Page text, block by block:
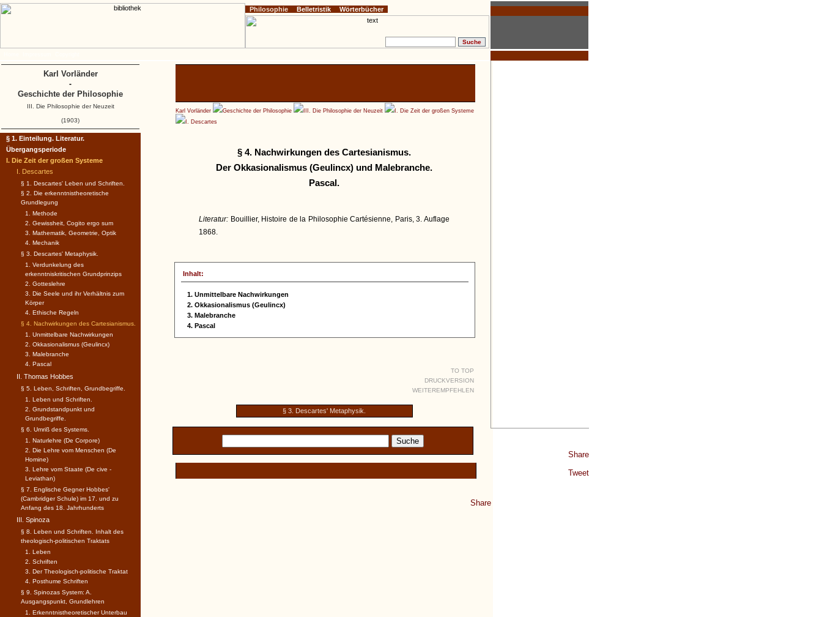
Share
Tweet
Karl Vorländer Geschichte der Philosophie III. Die Philosophie der Neuzeit
I. Die Zeit der großen Systeme
I. Descartes
§ 4. Nachwirkungen des Cartesianismus.
Der Okkasionalismus (Geulincx) und Malebranche.
Pascal.
Literatur: Bouillier, Histoire de la Philosophie Cartésienne, Paris, 3. Auflage
1868.
Inhalt:
1. Unmittelbare Nachwirkungen
2. Okkasionalismus (Geulincx)
3. Malebranche
4. Pascal
TO TOP
DRUCKVERSION
WEITEREMPFEHLEN
§ 3. Descartes' Metaphysik.
Share
§ 1. Einteilung. Literatur.
Übergangsperiode
I. Die Zeit der großen Systeme
I. Descartes
§ 1. Descartes' Leben und Schriften.
§ 2. Die erkenntnistheoretische
Grundlegung
1. Methode
2. Gewissheit, Cogito ergo sum
3. Mathematik, Geometrie, Optik
4. Mechanik
§ 3. Descartes' Metaphysik.
1. Verdunkelung des
erkenntniskritischen Grundprinzips
2. Gotteslehre
3. Die Seele und ihr Verhältnis zum
Körper
4. Ethische Regeln
§ 4. Nachwirkungen des Cartesianismus.
1. Unmittelbare Nachwirkungen
2. Okkasionalismus (Geulincx)
3. Malebranche
4. Pascal
II. Thomas Hobbes
§ 5. Leben, Schriften, Grundbegriffe.
1. Leben und Schriften.
2. Grundstandpunkt und
Grundbegriffe.
§ 6. Umriß des Systems.
1. Naturlehre (De Corpore)
2. Die Lehre vom Menschen (De
Homine)
3. Lehre vom Staate (De cive -
Leviathan)
§ 7. Englische Gegner Hobbes'
(Cambridger Schule) im 17. und zu
Anfang des 18. Jahrhunderts
III. Spinoza
§ 8. Leben und Schriften. Inhalt des
theologisch-politischen Traktats
1. Leben
2. Schriften
3. Der Theologisch-politische Traktat
4. Posthume Schriften
§ 9. Spinozas System: A.
Ausgangspunkt, Grundlehren
1. Erkenntnistheoretischer Unterbau
Philosophie Belletristik Wörterbücher
Karl Vorländer
-
Geschichte der Philosophie
III. Die Philosophie der Neuzeit
(1903)